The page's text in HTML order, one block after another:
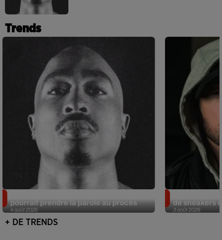
Trends
4 août 2026
pourrait prendre la parole au procès
3 août 2026
de sneakers
+ DE TRENDS